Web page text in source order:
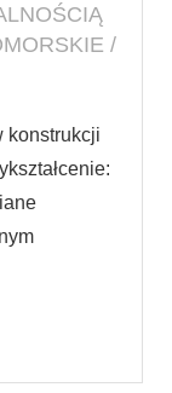
/
konstrukcji